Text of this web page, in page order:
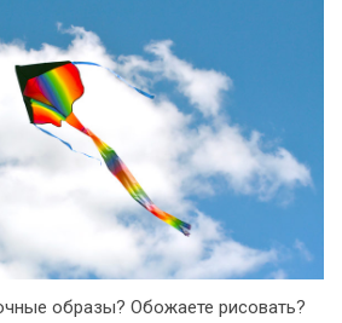
образы? Обожаете рисовать?